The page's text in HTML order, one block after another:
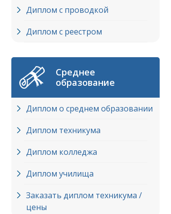
Диплом с проводкой
Диплом с реестром
Среднее
образование
Диплом о среднем образовании
Диплом техникума
Диплом колледжа
Диплом училища
Заказать диплом техникума /
цены